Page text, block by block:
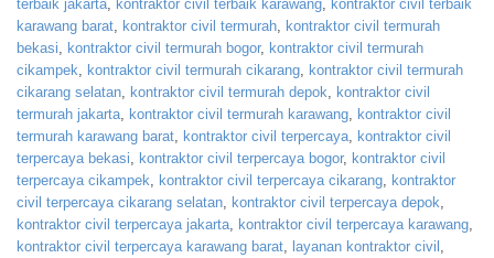
terbaik jakarta, kontraktor civil terbaik karawang, kontraktor civil terbaik
karawang barat, kontraktor civil termurah, kontraktor civil termurah
bekasi, kontraktor civil termurah bogor, kontraktor civil termurah
cikampek, kontraktor civil termurah cikarang, kontraktor civil termurah
cikarang selatan, kontraktor civil termurah depok, kontraktor civil
termurah jakarta, kontraktor civil termurah karawang, kontraktor civil
termurah karawang barat, kontraktor civil terpercaya, kontraktor civil
terpercaya bekasi, kontraktor civil terpercaya bogor, kontraktor civil
terpercaya cikampek, kontraktor civil terpercaya cikarang, kontraktor
civil terpercaya cikarang selatan, kontraktor civil terpercaya depok,
kontraktor civil terpercaya jakarta, kontraktor civil terpercaya karawang,
kontraktor civil terpercaya karawang barat, layanan kontraktor civil ,